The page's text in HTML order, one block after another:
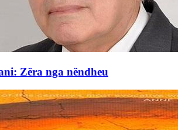
Zëra nga nëndheu